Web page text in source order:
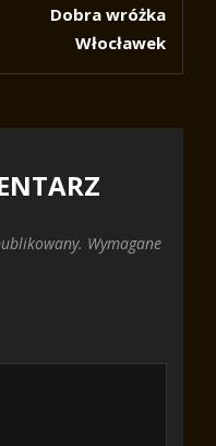
Dobra wróżka
Włocławek
Wymagane